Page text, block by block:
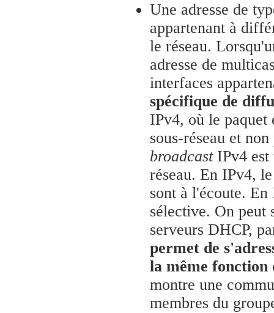
Une adresse de
appartenant à
le réseau.
adresse de
interfaces
spécifique de
IPv4, où le paquet
sous-réseau et
broadcastIPv4 est
réseau. En IPv4,
sont à l'écoute.
sélective. On peut
serveurs DHCP,
permet de
la même fonction
montre une
membres du